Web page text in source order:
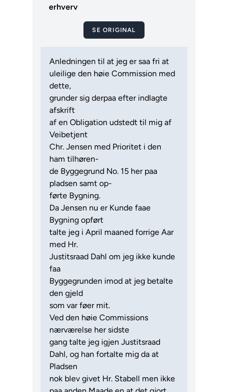
erhverv
SE ORIGINAL
Anledningen til at jeg er saa fri at
uleilige den høie Commission med
dette,
grunder sig derpaa efter indlagte
afskrift
af en Obligation udstedt til mig af
Veibetjent
Chr. Jensen med Prioritet i den
ham tilhøren-
de Byggegrund No. 15 her paa
pladsen samt op-
førte Bygning.
Da Jensen nu er Kunde faae
Bygning opført
talte jeg i April maaned forrige Aar
med Hr.
Justitsraad Dahl om jeg ikke kunde
faa
Byggegrunden imod at jeg betalte
den gjeld
som var føer mit.
Ved den høie Commissions
nærværelse her sidste
gang talte jeg igjen Justitsraad
Dahl, og han fortalte mig da at
Pladsen
nok blev givet Hr. Stabell men ikke